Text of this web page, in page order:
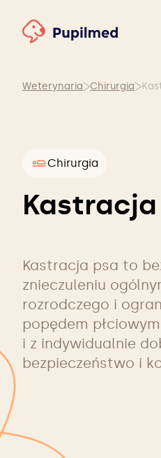
Weterynaria Chirurgia
Chirurgia
Kastracja psa to
znieczuleniu
rozrodczego i
popędem
i z indywidualnie
bezpieczeństwo i